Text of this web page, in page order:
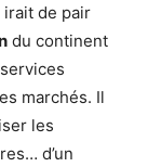
de pair
du continent
marchés. Il
les
d’un